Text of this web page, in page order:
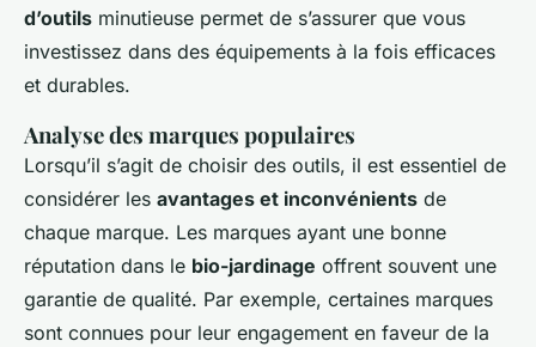
d’outils minutieuse permet de s’assurer que vous
investissez dans des équipements à la fois efficaces
et durables.
Analyse des marques populaires
Lorsqu’il s’agit de choisir des outils, il est essentiel de
considérer les avantages et inconvénients de
chaque marque. Les marques ayant une bonne
réputation dans le bio-jardinage offrent souvent une
garantie de qualité. Par exemple, certaines marques
sont connues pour leur engagement en faveur de la